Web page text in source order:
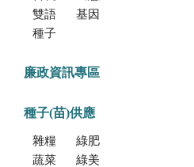
雙語學習專區
基因改造植物委託檢測服務
種子調製加工暨寄倉服務
廉政資訊專區
種子(苗)供應
雜糧種子
綠肥種子
蔬菜種子
綠美化種苗